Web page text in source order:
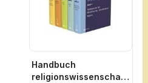
Handbuch
religionswissenschaftl